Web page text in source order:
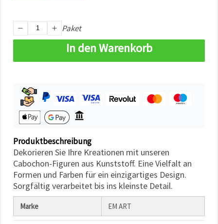
jederzeit
ändern
oder
Alle
akzeptieren
Cookie-
Einstellungen
Paket
In den Warenkorb
Produktbeschreibung
Dekorieren Sie Ihre Kreationen mit unseren
Cabochon-Figuren aus Kunststoff. Eine Vielfalt an
Formen und Farben für ein einzigartiges Design.
Sorgfältig verarbeitet bis ins kleinste Detail.
Marke EM ART